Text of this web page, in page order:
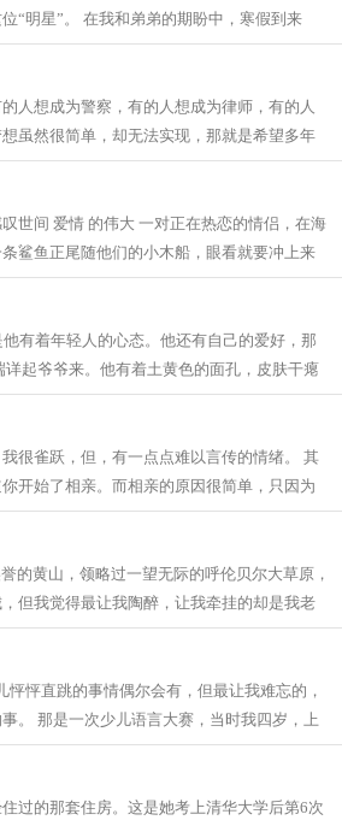
“明星”。 在我和弟弟的期盼中，寒假到来
，我却觉...
人想成为警察，有的人想成为律师，有的人
虽然很简单，却无法实现，那就是希望多年
边。 20...
世间 爱情 的伟大 一对正在热恋的情侣，在海
鲨鱼正尾随他们的小木船，眼看就要冲上来
孩让她跳...
有着年轻人的心态。他还有自己的爱好，那
起爷爷来。他有着土黄色的面孔，皮肤干瘪
多，奶奶...
很雀跃，但，有一点点难以言传的情绪。 其
开始了相亲。而相亲的原因很简单，只因为
望在他有...
的黄山，领略过一望无际的呼伦贝尔大草原，
但我觉得最让我陶醉，让我牵挂的却是我老
方，...
怦怦直跳的事情偶尔会有，但最让我难忘的，
。 那是一次少儿语言大赛，当时我四岁，上
来到赛...
过的那套住房。这是她考上清华大学后第6次